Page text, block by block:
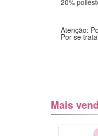
Atenção:
Por se
Mais